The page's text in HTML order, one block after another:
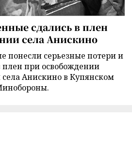
сдались в плен
села Анискино
понесли серьезные потери и
плен при освобождении
Анискино в Купянском